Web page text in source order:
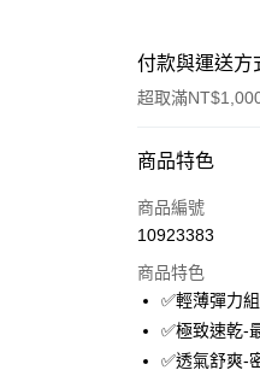
付款與運送方
超取滿
付款方式
信用卡一次付款
3 期 0 利
合作金庫商業
華南商業銀行
6 期 0 利
合作金庫商業
12 期 0 利
商品特色
商品編號
10923383
商品特色
✅輕薄彈力
✅極致速乾-
✅透氣舒爽-